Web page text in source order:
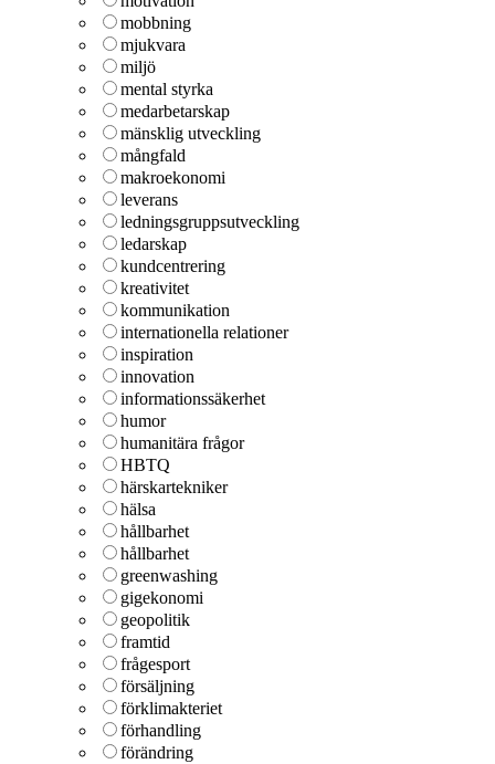
mobbning
mjukvara
miljö
mental styrka
medarbetarskap
mänsklig utveckling
mångfald
makroekonomi
leverans
ledningsgruppsutveckling
ledarskap
kundcentrering
kreativitet
kommunikation
internationella relationer
inspiration
innovation
informationssäkerhet
humor
humanitära frågor
HBTQ
härskartekniker
hälsa
hållbarhet
hållbarhet
greenwashing
gigekonomi
geopolitik
framtid
frågesport
försäljning
förklimakteriet
förhandling
förändring